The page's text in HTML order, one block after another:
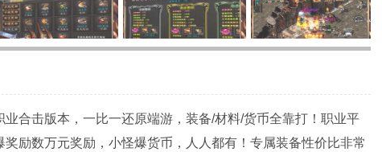
业合击版本，一比一还原端游，装备/材料/货币全靠打！职业平
励数万元奖励，小怪爆货币，人人都有！专属装备性价比非常